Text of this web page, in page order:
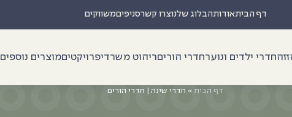
דף הביתאודותהבלוג שלנוצרו קשרסניפיםמשווקים
חדרי ילדים ונוערחדרי הוריםריהוט משרדיפרויקטיםמוצרים נוספים
דף הבית » חדרי שינה | חדרי הורים